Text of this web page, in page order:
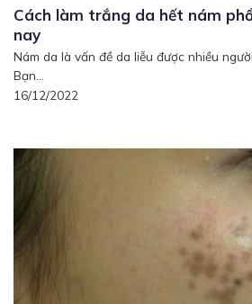
Cách làm trắng da hết nám
nay
Nám da là vấn đề da liễu được nhiều
Bạn...
16/12/2022